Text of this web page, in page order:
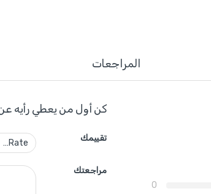
المراجعات
0
كن أول من يعطي رأيه
تقييمك
مراجعتك